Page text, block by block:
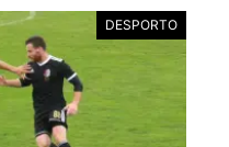
DESPORTO